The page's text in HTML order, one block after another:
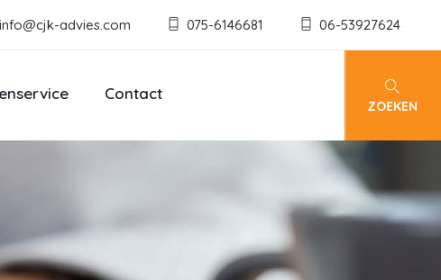
info@cjk-advies.com 075-6146681 06-53927624
Contact
ZOEKEN